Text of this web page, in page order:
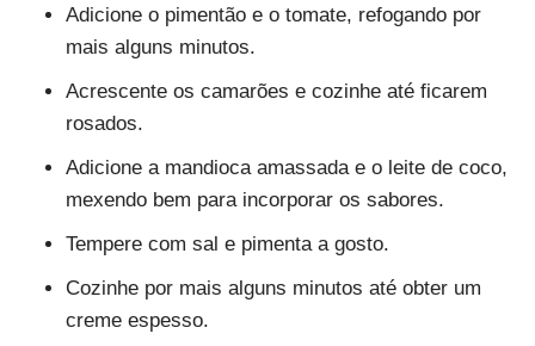
Adicione o pimentão e o tomate, refogando por
mais alguns minutos.
Acrescente os camarões e cozinhe até ficarem
rosados.
Adicione a mandioca amassada e o leite de coco,
mexendo bem para incorporar os sabores.
Tempere com sal e pimenta a gosto.
Cozinhe por mais alguns minutos até obter um
creme espesso.